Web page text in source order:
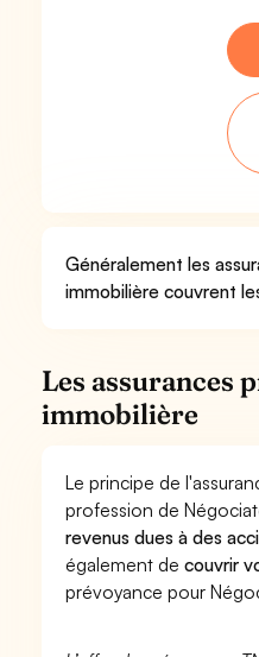
Généralement les
immobilière couvrent
Les assurances
immobilière
Le principe de
profession de
revenus dues à des
également decouvrir
prévoyance pour